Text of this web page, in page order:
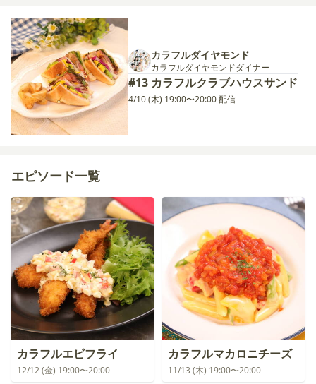
カラフルダイヤモンド
カラフルダイヤモンドダイナー
#13 カラフルクラブハウスサンド
4/10 (木) 19:00〜20:00 配信
エピソード一覧
カラフルエビフライ
12/12 (金) 19:00〜20:00
カラフルマカロニチーズ
11/13 (木) 19:00〜20:00